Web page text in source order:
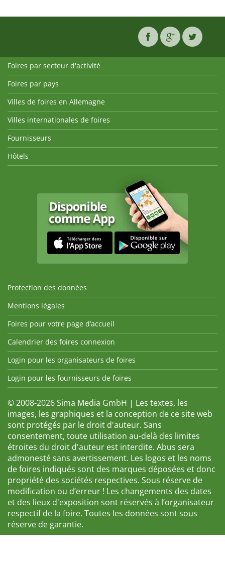
Foires par secteur d'activité
Foires par pays
Villes de foires en Allemagne
Villes internationales de foires
Fournisseurs
Hôtels
Protection des données
Mentions légales
Foires pour votre page d’accueil
Calendrier des foires connexion
Login pour les organisateurs de foires
Login pour les fournisseurs de foires
© 2008-2026 Sima Media GmbH | Les textes, les
images, les graphiques et la conception de ce site web
sont protégés par le droit d'auteur. Sans
consentement, toute utilisation au-delà des limites
étroites du droit d'auteur est interdite. Abus sera
admonesté sans avertissement. Les logos et les noms
de foires indiqués sont des marques déposées et donc
propriété des sociétés respectives. Sous réserve de
modification ou d’erreur ! Les changements des dates
et des lieux d'exposition sont réservés à l’organisateur
respectif de la foire. Toutes les données sont sous
réserve de garantie.